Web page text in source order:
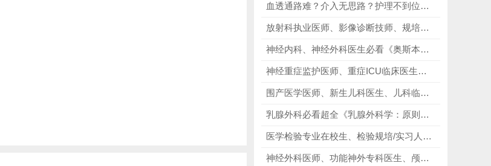
血透通路难？介入无思路？护理不到位？9本血透通路宝藏书籍，精准破解介入无思路、护理细节不到位痛点！
放射科执业医师、影像诊断技师、规培进修医师必看《影像学解剖图谱第2卷：腹部盆腔》，细化腹盆解剖，提升断层影像诊断能力！
神经内科、神经外科医生必看《奥斯本脑部影像诊断学精要》，全书包含2000+张高清脑部影像图，涵盖CT、MRI等各类影像表现！
神经重症监护医师、重症ICU临床医生必看《梅奥诊所重症和神经重症监护委员会评论》，系统梳理重症考点，补齐神经重症专科短板！
围产医学医师、新生儿科医生、儿科临床从业者、NICU医护人员、儿科规培进修人员、科研备考人群必看《Fanaroff & Martin新生儿-围产医学》，母婴全链覆盖，诊疗一体化！
乳腺外科必看超全《乳腺外科学：原则与技术》4卷合集，从基础到临床、从肿瘤到整形，每一卷都贴合实操需求，讲解细致、图文并茂！
医学检验专业在校生、检验规培/实习人员必看《Medical Laboratory Science Review 第5版》，巩固实操知识，适配临床实验室工作！
神经外科医师、功能神外专科医生、颅脑外科从业者、神外科研进修人员、医学留学科研人群必看《Grass与Boudis神经外科手术》第3版，规范手术切口、掌握标准功能术式！